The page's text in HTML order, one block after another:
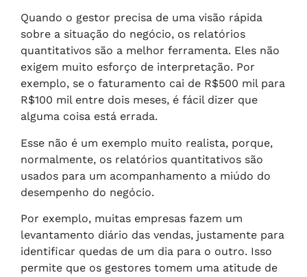
Quando o gestor precisa de uma visão rápida
sobre a situação do negócio, os relatórios
quantitativos são a melhor ferramenta. Eles não
exigem muito esforço de interpretação. Por
exemplo, se o faturamento cai de R$500 mil para
R$100 mil entre dois meses, é fácil dizer que
alguma coisa está errada.
Esse não é um exemplo muito realista, porque,
normalmente, os relatórios quantitativos são
usados para um acompanhamento a miúdo do
desempenho do negócio.
Por exemplo, muitas empresas fazem um
levantamento diário das vendas, justamente para
identificar quedas de um dia para o outro. Isso
permite que os gestores tomem uma atitude de